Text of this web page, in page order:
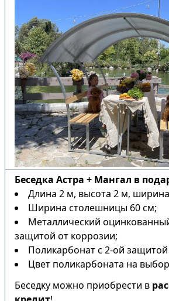
Беседка Астра + Мангал в
Длина 2 м, высота 2 м,
Ширина столешницы 60 см;
Металлический
защитой от коррозии;
Поликарбонат с 2-ой
Цвет поликарбоната на
Беседку можно приобрести в